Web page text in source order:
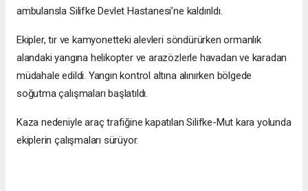
ambulansla Silifke Devlet Hastanesi’ne kaldırıldı.
Ekipler, tır ve kamyonetteki alevleri söndürürken ormanlık
alandaki yangına helikopter ve arazözlerle havadan ve karadan
müdahale edildi. Yangın kontrol altına alınırken bölgede
soğutma çalışmaları başlatıldı.
Kaza nedeniyle araç trafiğine kapatılan Silifke-Mut kara yolunda
ekiplerin çalışmaları sürüyor.